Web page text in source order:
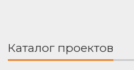
Каталог проектов